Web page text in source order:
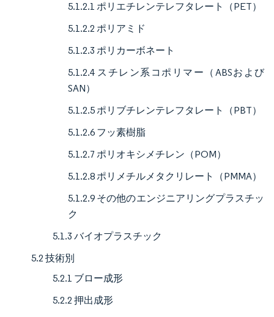
5.1.2.1 ポリエチレンテレフタレート（PET）
5.1.2.2 ポリアミド
5.1.2.3 ポリカーボネート
5.1.2.4 スチレン系コポリマー（ABSおよび
SAN）
5.1.2.5 ポリブチレンテレフタレート（PBT）
5.1.2.6 フッ素樹脂
5.1.2.7 ポリオキシメチレン（POM）
5.1.2.8 ポリメチルメタクリレート（PMMA）
5.1.2.9 その他のエンジニアリングプラスチッ
ク
5.1.3 バイオプラスチック
5.2 技術別
5.2.1 ブロー成形
5.2.2 押出成形